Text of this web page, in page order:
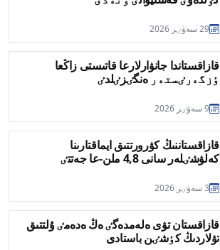
29 سەۋٸر 2026
قازاقستاندا جانۋارلارعا قاتىستى زاڭعا
ٶزگەرٸستەر ەنگٸزٸلدٸ
9 سەۋٸر 2026
قازاقستاننىڭ كۋرورتتىق ايماقتارىنا
كەلۋشٸلەر سانى 4,8 ملن-عا جەتتٸ
3 سەۋٸر 2026
قازاقستان تۋى ەلەمدەگٸ ەڭ ەدەمٸ ۇلتتىق
تۋلاردىڭ كٶشٸن باستادى